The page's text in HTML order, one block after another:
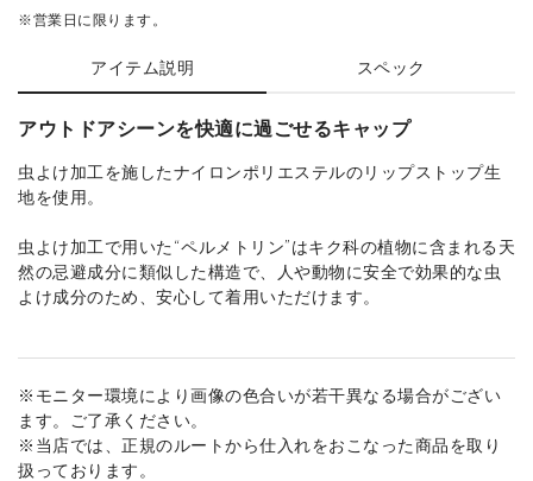
※営業日に限ります。
アイテム説明 スペック
アウトドアシーンを快適に過ごせるキャップ
虫よけ加工を施したナイロンポリエステルのリップストップ生
地を使用。
虫よけ加工で用いた“ペルメトリン”はキク科の植物に含まれる天
然の忌避成分に類似した構造で、人や動物に安全で効果的な虫
よけ成分のため、安心して着用いただけます。
※モニター環境により画像の色合いが若干異なる場合がござい
ます。ご了承ください。
※当店では、正規のルートから仕入れをおこなった商品を取り
扱っております。